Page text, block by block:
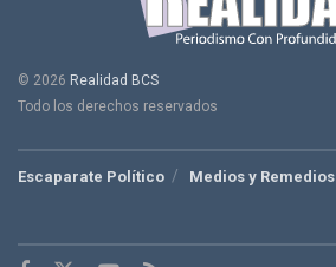
© 2026 Realidad BCS
Todo los derechos reservados
Escaparate Político Medios y Remedios